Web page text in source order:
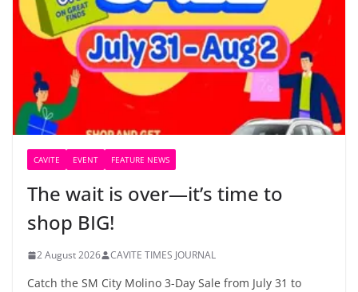
CAVITE EVENT FEATURE NEWS
The wait is over—it’s time to
shop BIG!
2 August 2026 CAVITE TIMES JOURNAL
Catch the SM City Molino 3-Day Sale from July 31 to